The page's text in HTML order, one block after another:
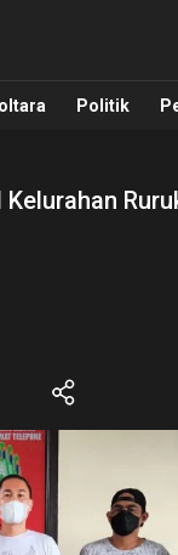
Politik